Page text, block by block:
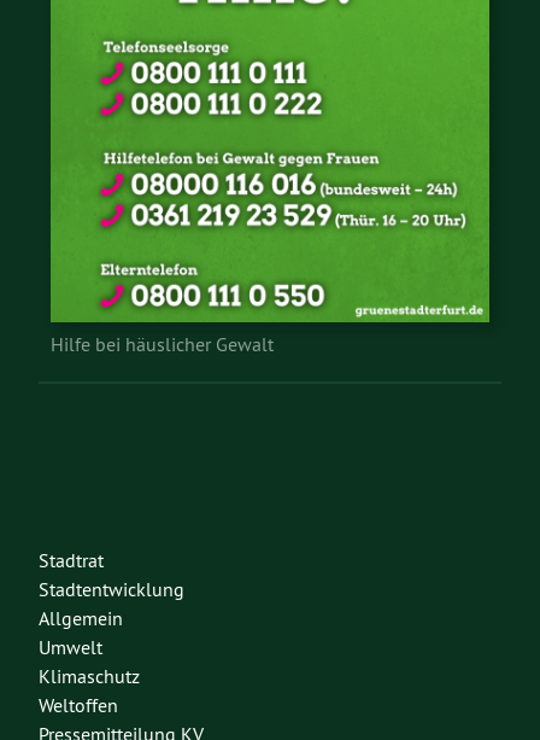
Hilfe bei häuslicher Gewalt
Stadtrat
Stadtentwicklung
Allgemein
Umwelt
Klimaschutz
Weltoffen
Pressemitteilung KV